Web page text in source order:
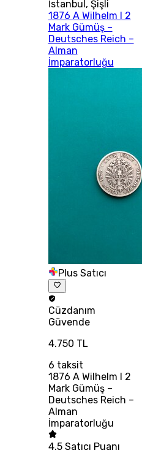
İstanbul , Şişli
1876 A Wilhelm I 2
Mark Gümüş –
Deutsches Reich –
Alman
İmparatorluğu
Plus Satıcı
Cüzdanım
Güvende
4.750 TL
6 taksit
1876 A Wilhelm I 2
Mark Gümüş –
Deutsches Reich –
Alman
İmparatorluğu
4.5 Satıcı Puanı